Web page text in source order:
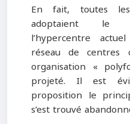
En fait, toutes les
adoptaient le
l’hypercentre
réseau de centres
organisation «
projeté. Il est
proposition le
s’est trouvé